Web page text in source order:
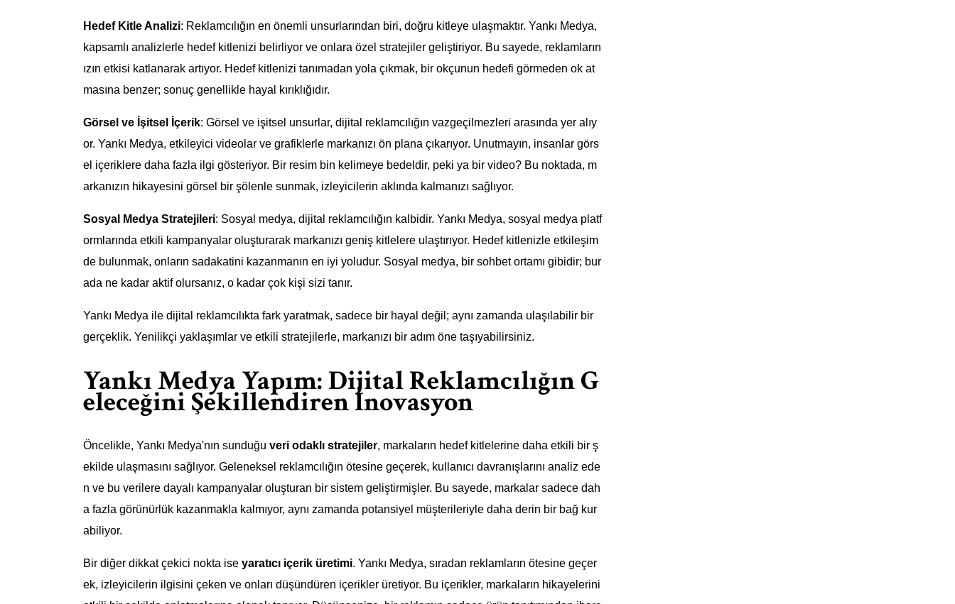
Hedef Kitle Analizi: Reklamcılığın en önemli unsurlarından biri, doğru kitleye ulaşmaktır. Yankı Medya,
kapsamlı analizlerle hedef kitlenizi belirliyor ve onlara özel stratejiler geliştiriyor. Bu sayede, reklamların
ızın etkisi katlanarak artıyor. Hedef kitlenizi tanımadan yola çıkmak, bir okçunun hedefi görmeden ok at
masına benzer; sonuç genellikle hayal kırıklığıdır.
Görsel ve İşitsel İçerik: Görsel ve işitsel unsurlar, dijital reklamcılığın vazgeçilmezleri arasında yer alıy
or. Yankı Medya, etkileyici videolar ve grafiklerle markanızı ön plana çıkarıyor. Unutmayın, insanlar görs
el içeriklere daha fazla ilgi gösteriyor. Bir resim bin kelimeye bedeldir, peki ya bir video? Bu noktada, m
arkanızın hikayesini görsel bir şölenle sunmak, izleyicilerin aklında kalmanızı sağlıyor.
Sosyal Medya Stratejileri: Sosyal medya, dijital reklamcılığın kalbidir. Yankı Medya, sosyal medya platf
ormlarında etkili kampanyalar oluşturarak markanızı geniş kitlelere ulaştırıyor. Hedef kitlenizle etkileşim
de bulunmak, onların sadakatini kazanmanın en iyi yoludur. Sosyal medya, bir sohbet ortamı gibidir; bur
ada ne kadar aktif olursanız, o kadar çok kişi sizi tanır.
Yankı Medya ile dijital reklamcılıkta fark yaratmak, sadece bir hayal değil; aynı zamanda ulaşılabilir bir
gerçeklik. Yenilikçi yaklaşımlar ve etkili stratejilerle, markanızı bir adım öne taşıyabilirsiniz.
Yankı Medya Yapım: Dijital Reklamcılığın G
eleceğini Şekillendiren İnovasyon
Öncelikle, Yankı Medya'nın sunduğu veri odaklı stratejiler, markaların hedef kitlelerine daha etkili bir ş
ekilde ulaşmasını sağlıyor. Geleneksel reklamcılığın ötesine geçerek, kullanıcı davranışlarını analiz ede
n ve bu verilere dayalı kampanyalar oluşturan bir sistem geliştirmişler. Bu sayede, markalar sadece dah
a fazla görünürlük kazanmakla kalmıyor, aynı zamanda potansiyel müşterileriyle daha derin bir bağ kur
abiliyor.
Bir diğer dikkat çekici nokta ise yaratıcı içerik üretimi. Yankı Medya, sıradan reklamların ötesine geçer
ek, izleyicilerin ilgisini çeken ve onları düşündüren içerikler üretiyor. Bu içerikler, markaların hikayelerini